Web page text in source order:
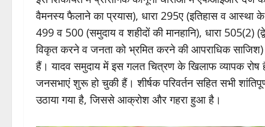
वैमनस्य फैलाने का प्रयास), धारा 295ए (इतिहास व आस्था के
499 व 500 (समुदाय व शहीदों की मानहानि), धारा 505(2)
विकृत करने व जनता को भ्रमित करने की आपराधिक साजिश)
हैं। यादव समुदाय में इस गलत चित्रण के खिलाफ व्यापक रोष
जनसभाएं शुरू हो चुकी हैं। शीर्षक परिवर्तन सहित सभी
उठाया गया है, जिससे आक्रोश और गहरा हुआ है।